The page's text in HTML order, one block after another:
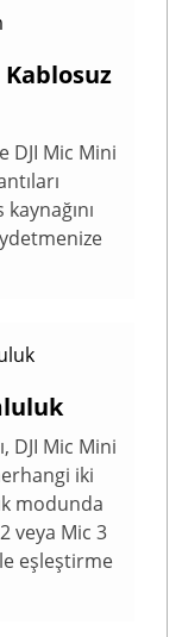
Kablosuz
DJI Mic Mini
DJI Mic Mini
iki
modunda
veya Mic 3
eşleştirme